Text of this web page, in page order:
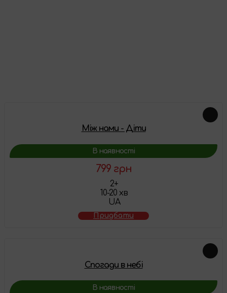
Між нами - Діти
В наявності
799 грн
2+
10-20 хв
UA
Придбати
Спогади в небі
В наявності